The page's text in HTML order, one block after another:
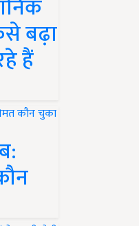
बढ़ा
हैं